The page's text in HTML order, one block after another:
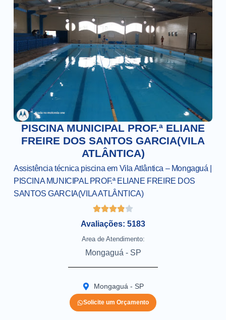
PISCINA MUNICIPAL PROF.ª ELIANE
FREIRE DOS SANTOS GARCIA(VILA
ATLÂNTICA)
Assistência técnica piscina em Vila Atlântica – Mongaguá |
PISCINA MUNICIPAL PROF.ª ELIANE FREIRE DOS
SANTOS GARCIA(VILA ATLÂNTICA)
Avaliações: 5183
Area de Atendimento:
Mongaguá - SP
Mongaguá - SP
Solicite um Orçamento